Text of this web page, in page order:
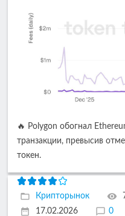
🔥 Polygon обогнал
транзакции, превысив
токен.
Крипторынок
17.02.2026
0